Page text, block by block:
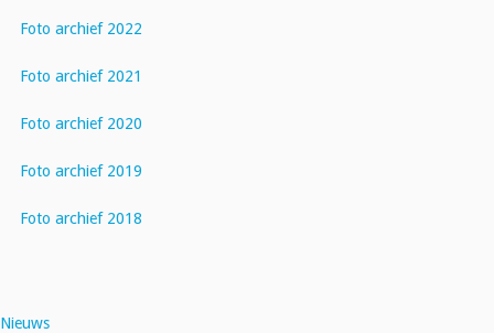
Foto archief 2022
Foto archief 2021
Foto archief 2020
Foto archief 2019
Foto archief 2018
Nieuws